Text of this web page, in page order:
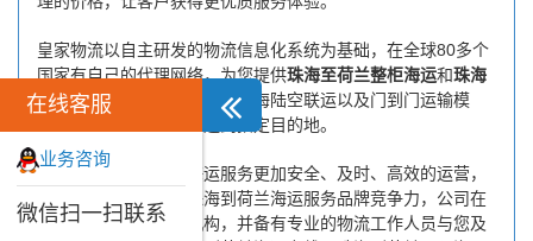
皇家物流以自主研发的物流信息化系统为基础，在全球80多个
国家有自己的代理网络，为您提供珠海至荷兰整柜海运和珠海
至荷兰拼箱海运服务
，并采用海陆空联运以及门到门运输模
式，将货物安全快捷地送到指定目的地。
为了保证珠海到荷兰海运服务更加安全、及时、高效的运营，
进一步提高皇家物流珠海到荷兰海运服务品牌竞争力，公司在
珠海专门设立了办事机构，并备有专业的物流工作人员与您及
在线客服
业务咨询
微信扫一扫联系